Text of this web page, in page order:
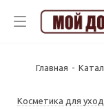
Главная -
Косметика для